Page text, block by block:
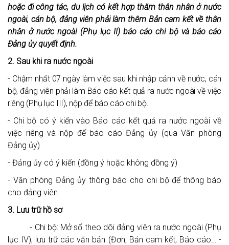
hoặc đi công tác, du lịch có kết hợp thăm thân nhân ở nước
ngoài, cán bộ, đảng viên phải làm thêm Bản cam kết về thân
nhân ở nước ngoài (Phụ lục II) báo cáo chi bộ và báo cáo
Đảng ủy quyết định.
2. Sau khi ra nước ngoài
- Chậm nhất 07 ngày làm việc sau khi nhập cảnh về nước, cán
bộ, đảng viên phải làm Báo cáo kết quả ra nước ngoài về việc
riêng (Phụ lục III), nộp để báo cáo chi bộ.
- Chi bộ có ý kiến vào Báo cáo kết quả ra nước ngoài về
việc riêng và nộp để báo cáo Đảng ủy (qua Văn phòng
Đảng ủy)
- Đảng ủy có ý kiến (đồng ý hoặc không đồng ý)
- Văn phòng Đảng ủy thông báo cho chi bộ để thông báo
cho đảng viên.
3. Lưu trữ hồ sơ
- Chi bộ: Mở sổ theo dõi đảng viên ra nước ngoài (Phụ
lục IV), lưu trữ các văn bản (Đơn, Bản cam kết, Báo cáo… -